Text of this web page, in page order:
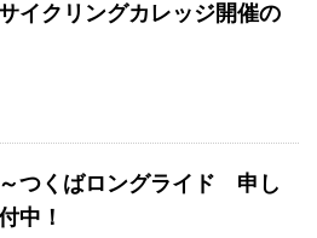
イクリングカレッジ開催の
つくばロングライド 申し
中！